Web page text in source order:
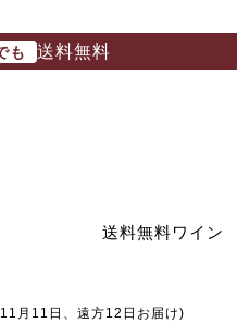
も 送料無料
送料無料ワイン
月11日、遠方12日お届け)